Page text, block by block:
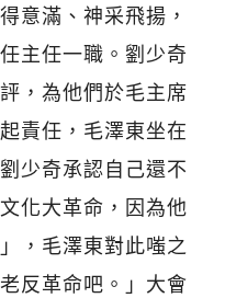
意滿、神采飛揚，
主任一職。劉少奇
，為他們於毛主席
責任，毛澤東坐在
少奇承認自己還不
化大革命，因為他
，毛澤東對此嗤之
反革命吧。」大會